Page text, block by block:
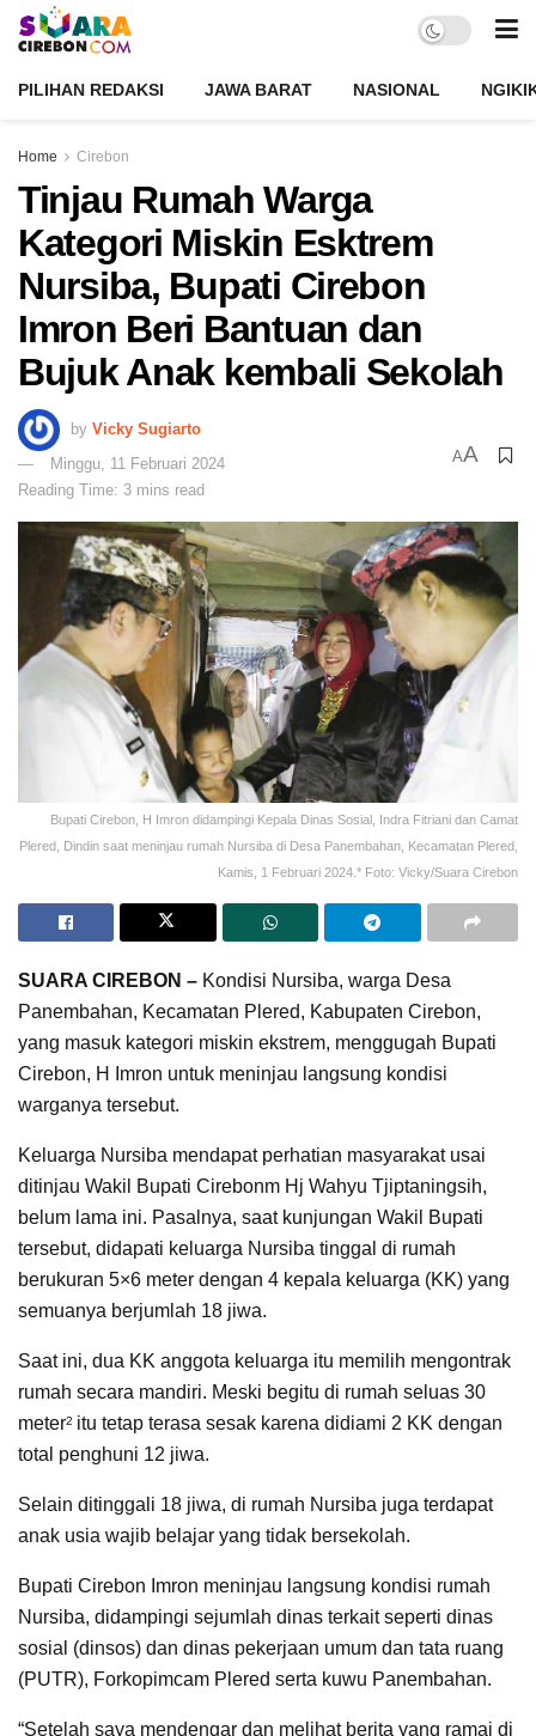
PILIHAN REDAKSI JAWA BARAT NASIONAL
Home Cirebon
Tinjau Rumah Warga
Kategori Miskin Esktrem
Nursiba, Bupati Cirebon
Imron Beri Bantuan dan
Bujuk Anak kembali Sekolah
by Vicky Sugiarto
Minggu, 11 Februari 2024
Reading Time: 3 mins read
AA
Bupati Cirebon, H Imron didampingi Kepala Dinas Sosial, Indra Fitriani dan Camat
Plered, Dindin saat meninjau rumah Nursiba di Desa Panembahan, Kecamatan Plered,
Kamis, 1 Februari 2024.* Foto: Vicky/Suara Cirebon
SUARA CIREBON – Kondisi Nursiba, warga Desa
Panembahan, Kecamatan Plered, Kabupaten Cirebon,
yang masuk kategori miskin ekstrem, menggugah Bupati
Cirebon, H Imron untuk meninjau langsung kondisi
warganya tersebut.
Keluarga Nursiba mendapat perhatian masyarakat usai
ditinjau Wakil Bupati Cirebonm Hj Wahyu Tjiptaningsih,
belum lama ini. Pasalnya, saat kunjungan Wakil Bupati
tersebut, didapati keluarga Nursiba tinggal di rumah
berukuran 5×6 meter dengan 4 kepala keluarga (KK) yang
semuanya berjumlah 18 jiwa.
Saat ini, dua KK anggota keluarga itu memilih mengontrak
rumah secara mandiri. Meski begitu di rumah seluas 30
meter2 itu tetap terasa sesak karena didiami 2 KK dengan
total penghuni 12 jiwa.
Selain ditinggali 18 jiwa, di rumah Nursiba juga terdapat
anak usia wajib belajar yang tidak bersekolah.
Bupati Cirebon Imron meninjau langsung kondisi rumah
Nursiba, didampingi sejumlah dinas terkait seperti dinas
sosial (dinsos) dan dinas pekerjaan umum dan tata ruang
(PUTR), Forkopimcam Plered serta kuwu Panembahan.
“Setelah saya mendengar dan melihat berita yang ramai di